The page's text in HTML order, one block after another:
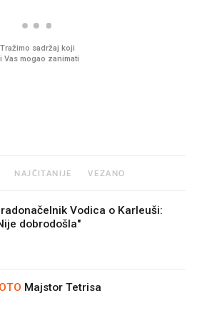
NAJČITANIJE VEZANO
Vodica o Karleuši:
dobrodošla"
Majstor Tetrisa